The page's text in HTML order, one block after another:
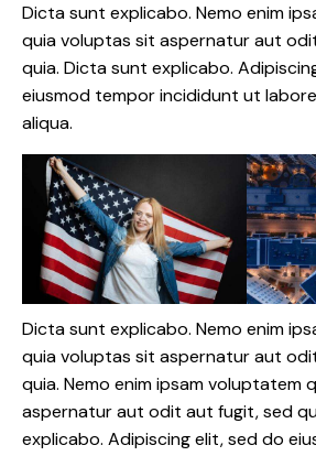
Dicta sunt explicabo. Nemo enim
quia voluptas sit aspernatur aut
quia. Dicta sunt explicabo.
eiusmod tempor incididunt ut
aliqua.
Dicta sunt explicabo. Nemo enim
quia voluptas sit aspernatur aut
quia. Nemo enim ipsam voluptatem
aspernatur aut odit aut fugit, sed
explicabo. Adipiscing elit, sed do